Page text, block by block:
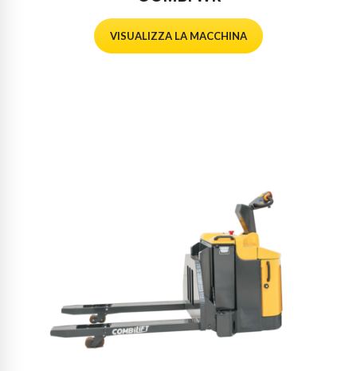
VISUALIZZA LA MACCHINA